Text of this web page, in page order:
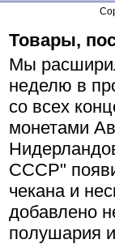
Товары,
Мы
неделю в
со всех
монетами
СССР"
чекана и
добавлено
полушария